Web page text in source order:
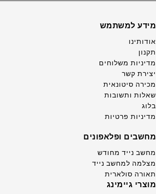
מידע למשתמש
אודותינו
תקנון
מדיניות משלוחים
יצירת קשר
מכירה סיטונאית
שאלות ותשובות
בלוג
מדיניות פרטיות
מחשבים ופלאפונים
מחשב נייד מחודש
מצלמה למחשב נייד
תאורה סולארית
מוצרי גיימינג